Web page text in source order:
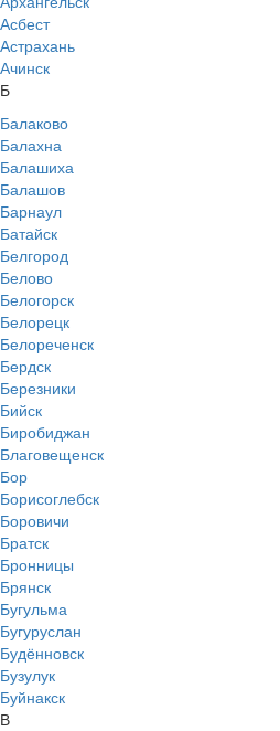
Асбест
Астрахань
Ачинск
Б
Балаково
Балахна
Балашиха
Балашов
Барнаул
Батайск
Белгород
Белово
Белогорск
Белорецк
Белореченск
Бердск
Березники
Бийск
Биробиджан
Благовещенск
Бор
Борисоглебск
Боровичи
Братск
Бронницы
Брянск
Бугульма
Бугуруслан
Будённовск
Бузулук
Буйнакск
В